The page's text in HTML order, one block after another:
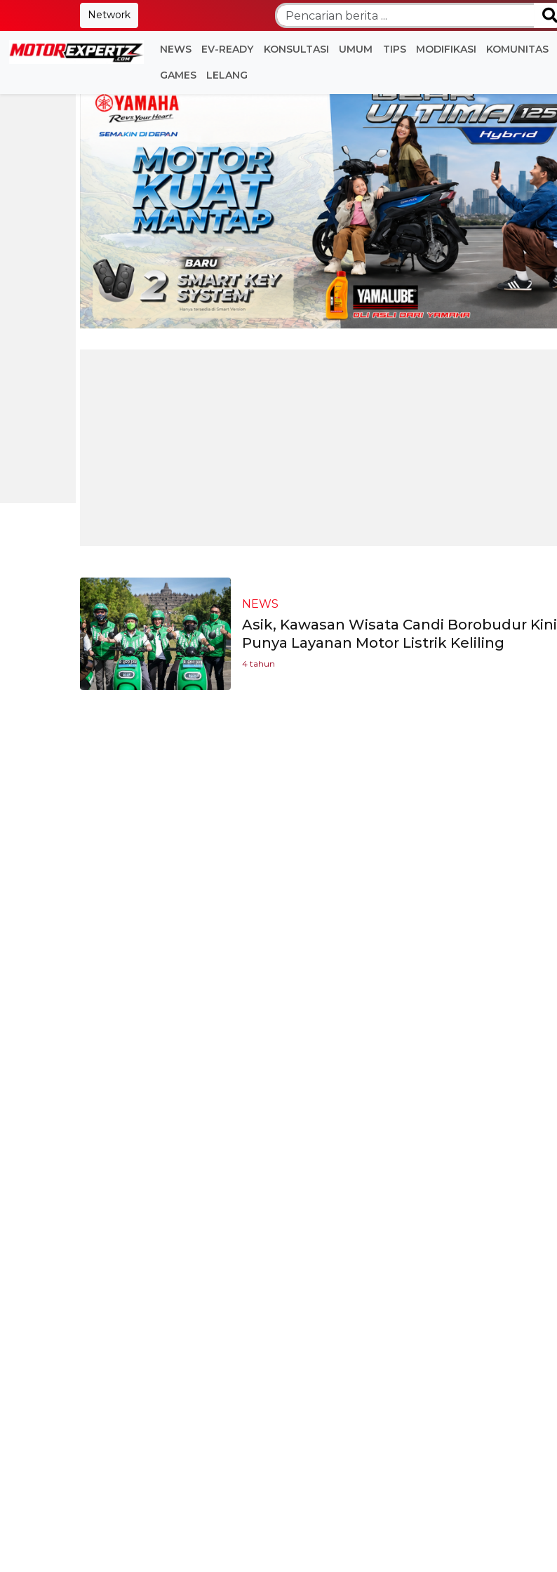
Network
NEWS EV-READY KONSULTASI UMUM TIPS MODIFIKASI KOMUNITAS
GAMES LELANG
NEWS
Asik, Kawasan Wisata Candi Borobudur Kini
Punya Layanan Motor Listrik Keliling
4 tahun